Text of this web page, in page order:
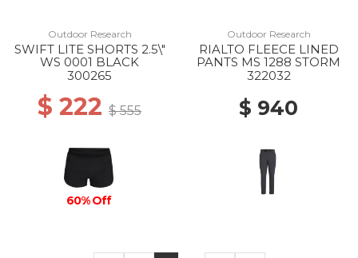
Outdoor Research
SWIFT LITE SHORTS 2.5\"
WS 0001 BLACK
300265
$ 222 $ 555
60% Off
Outdoor Research
RIALTO FLEECE LINED
PANTS MS 1288 STORM
322032
$ 940